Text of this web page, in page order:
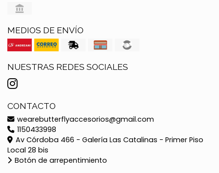
MEDIOS DE ENVÍO
NUESTRAS REDES SOCIALES
CONTACTO
wearebutterflyaccesorios@gmail.com
1150433998
Av Córdoba 466 - Galería Las Catalinas - Primer Piso
Local 28 bis
Botón de arrepentimiento